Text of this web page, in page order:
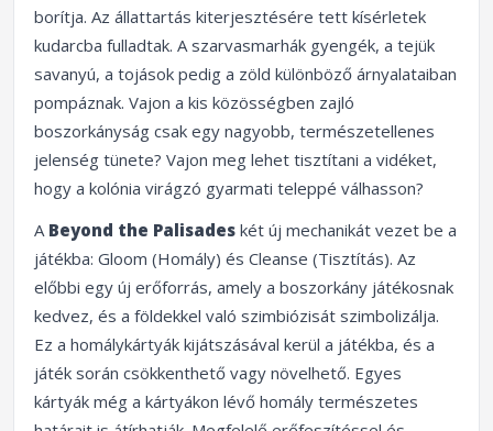
borítja. Az állattartás kiterjesztésére tett kísérletek
kudarcba fulladtak. A szarvasmarhák gyengék, a tejük
savanyú, a tojások pedig a zöld különböző árnyalataiban
pompáznak. Vajon a kis közösségben zajló
boszorkányság csak egy nagyobb, természetellenes
jelenség tünete? Vajon meg lehet tisztítani a vidéket,
hogy a kolónia virágzó gyarmati teleppé válhasson?
A Beyond the Palisades két új mechanikát vezet be a
játékba: Gloom (Homály) és Cleanse (Tisztítás). Az
előbbi egy új erőforrás, amely a boszorkány játékosnak
kedvez, és a földekkel való szimbiózisát szimbolizálja.
Ez a homálykártyák kijátszásával kerül a játékba, és a
játék során csökkenthető vagy növelhető. Egyes
kártyák még a kártyákon lévő homály természetes